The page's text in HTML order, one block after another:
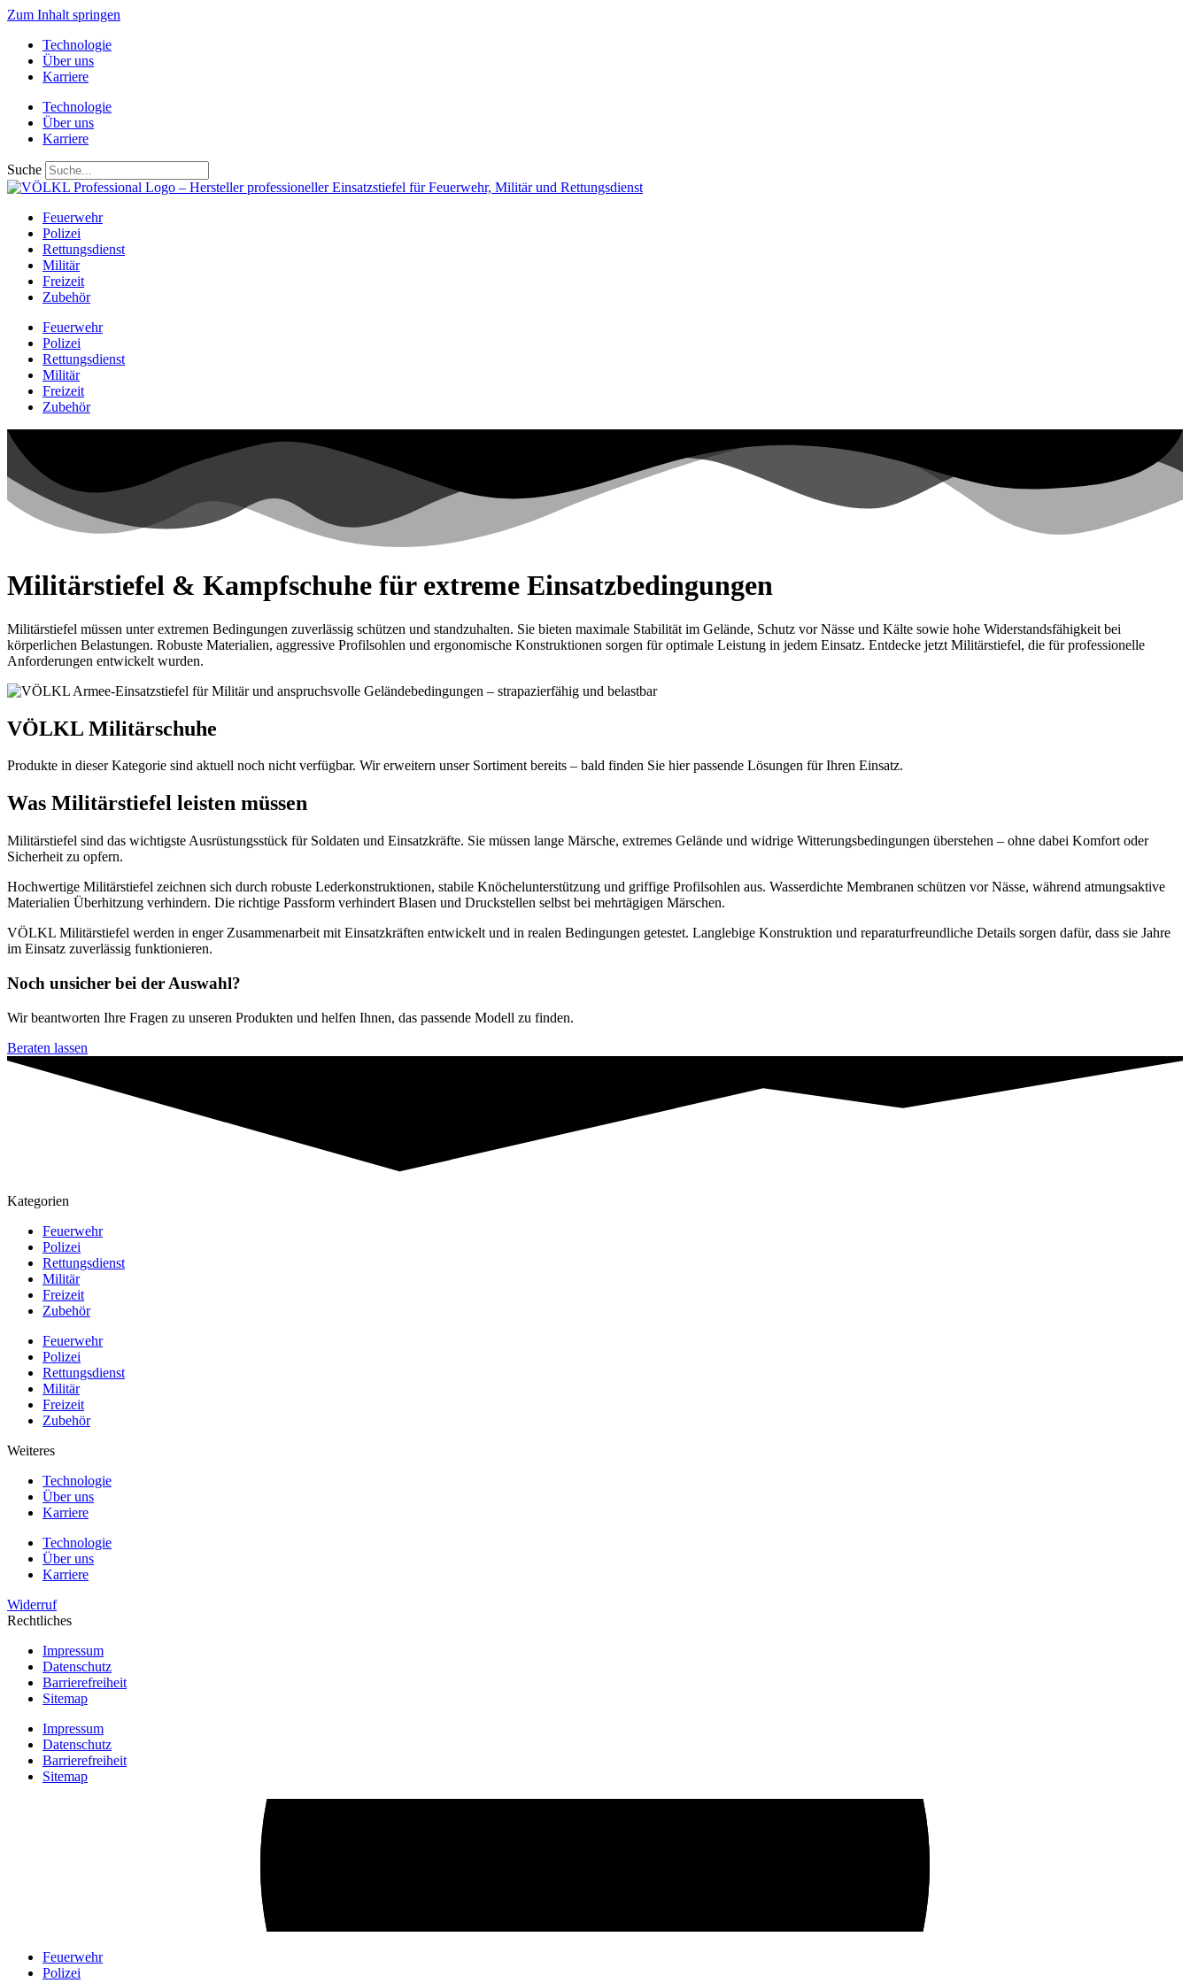
Zum Inhalt springen
Technologie
Über uns
Karriere
Technologie
Über uns
Karriere
Suche
Feuerwehr
Polizei
Rettungsdienst
Militär
Freizeit
Zubehör
Feuerwehr
Polizei
Rettungsdienst
Militär
Freizeit
Zubehör
Militärstiefel & Kampfschuhe für extreme Einsatzbedingungen
Militärstiefel müssen unter extremen Bedingungen zuverlässig schützen und standzuhalten. Sie bieten maximale Stabilität im Gelände, Schutz vor Nässe und Kälte sowie hohe Widerstandsfähigkeit bei
körperlichen Belastungen. Robuste Materialien, aggressive Profilsohlen und ergonomische Konstruktionen sorgen für optimale Leistung in jedem Einsatz. Entdecke jetzt Militärstiefel, die für professionelle
Anforderungen entwickelt wurden.
VÖLKL Militärschuhe
Produkte in dieser Kategorie sind aktuell noch nicht verfügbar. Wir erweitern unser Sortiment bereits – bald finden Sie hier passende Lösungen für Ihren Einsatz.
Was Militärstiefel leisten müssen
Militärstiefel sind das wichtigste Ausrüstungsstück für Soldaten und Einsatzkräfte. Sie müssen lange Märsche, extremes Gelände und widrige Witterungsbedingungen überstehen – ohne dabei Komfort oder
Sicherheit zu opfern.
Hochwertige Militärstiefel zeichnen sich durch robuste Lederkonstruktionen, stabile Knöchelunterstützung und griffige Profilsohlen aus. Wasserdichte Membranen schützen vor Nässe, während atmungsaktive
Materialien Überhitzung verhindern. Die richtige Passform verhindert Blasen und Druckstellen selbst bei mehrtägigen Märschen.
VÖLKL Militärstiefel werden in enger Zusammenarbeit mit Einsatzkräften entwickelt und in realen Bedingungen getestet. Langlebige Konstruktion und reparaturfreundliche Details sorgen dafür, dass sie Jahre
im Einsatz zuverlässig funktionieren.
Noch unsicher bei der Auswahl?
Wir beantworten Ihre Fragen zu unseren Produkten und helfen Ihnen, das passende Modell zu finden.
Beraten lassen
Kategorien
Feuerwehr
Polizei
Rettungsdienst
Militär
Freizeit
Zubehör
Feuerwehr
Polizei
Rettungsdienst
Militär
Freizeit
Zubehör
Weiteres
Technologie
Über uns
Karriere
Technologie
Über uns
Karriere
Widerruf
Rechtliches
Impressum
Datenschutz
Barrierefreiheit
Sitemap
Impressum
Datenschutz
Barrierefreiheit
Sitemap
Feuerwehr
Polizei